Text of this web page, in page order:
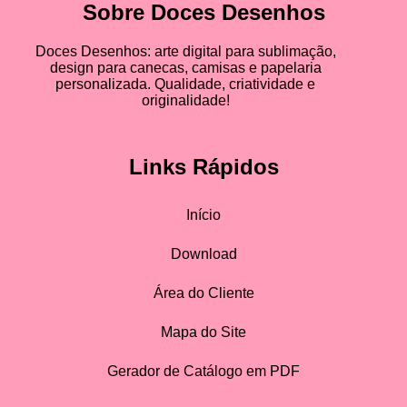
Sobre Doces Desenhos
Doces Desenhos: arte digital para sublimação,
design para canecas, camisas e papelaria
personalizada. Qualidade, criatividade e
originalidade!
Links Rápidos
Início
Download
Área do Cliente
Mapa do Site
Gerador de Catálogo em PDF